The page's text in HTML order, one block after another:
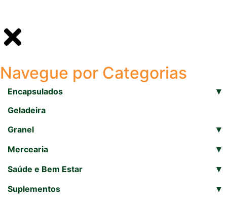
Navegue por Categorias
Encapsulados ▾
Geladeira
Granel
▾
Mercearia ▾
Saúde e Bem Estar ▾
Suplementos ▾